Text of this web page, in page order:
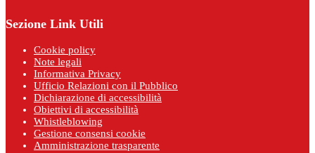
Sezione Link Utili
Cookie policy
Note legali
Informativa Privacy
Ufficio Relazioni con il Pubblico
Dichiarazione di accessibilità
Obiettivi di accessibilità
Whistleblowing
Gestione consensi cookie
Amministrazione trasparente